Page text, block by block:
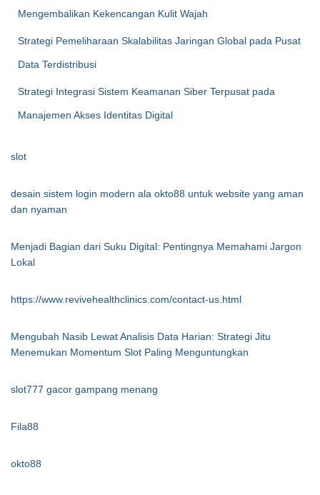
Mengembalikan Kekencangan Kulit Wajah
Strategi Pemeliharaan Skalabilitas Jaringan Global pada Pusat
Data Terdistribusi
Strategi Integrasi Sistem Keamanan Siber Terpusat pada
Manajemen Akses Identitas Digital
slot
desain sistem login modern ala okto88 untuk website yang aman
dan nyaman
Menjadi Bagian dari Suku Digital: Pentingnya Memahami Jargon
Lokal
https://www.revivehealthclinics.com/contact-us.html
Mengubah Nasib Lewat Analisis Data Harian: Strategi Jitu
Menemukan Momentum Slot Paling Menguntungkan
slot777 gacor gampang menang
Fila88
okto88